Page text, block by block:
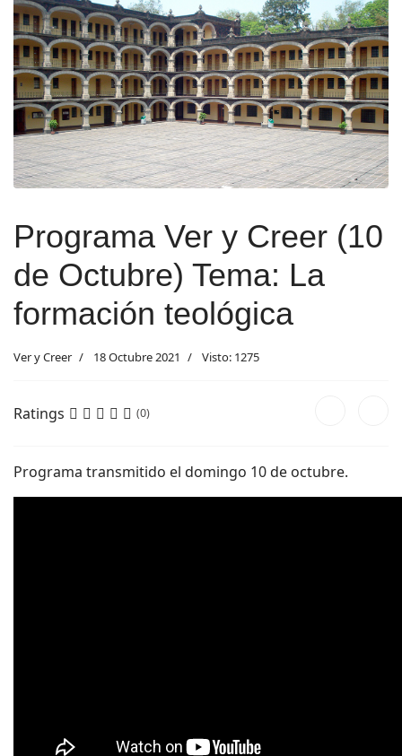
Programa Ver y Creer (10
de Octubre) Tema: La
formación teológica
Ver y Creer 18 Octubre 2021 Visto: 1275
Ratings (0)
Programa transmitido el domingo 10 de octubre.